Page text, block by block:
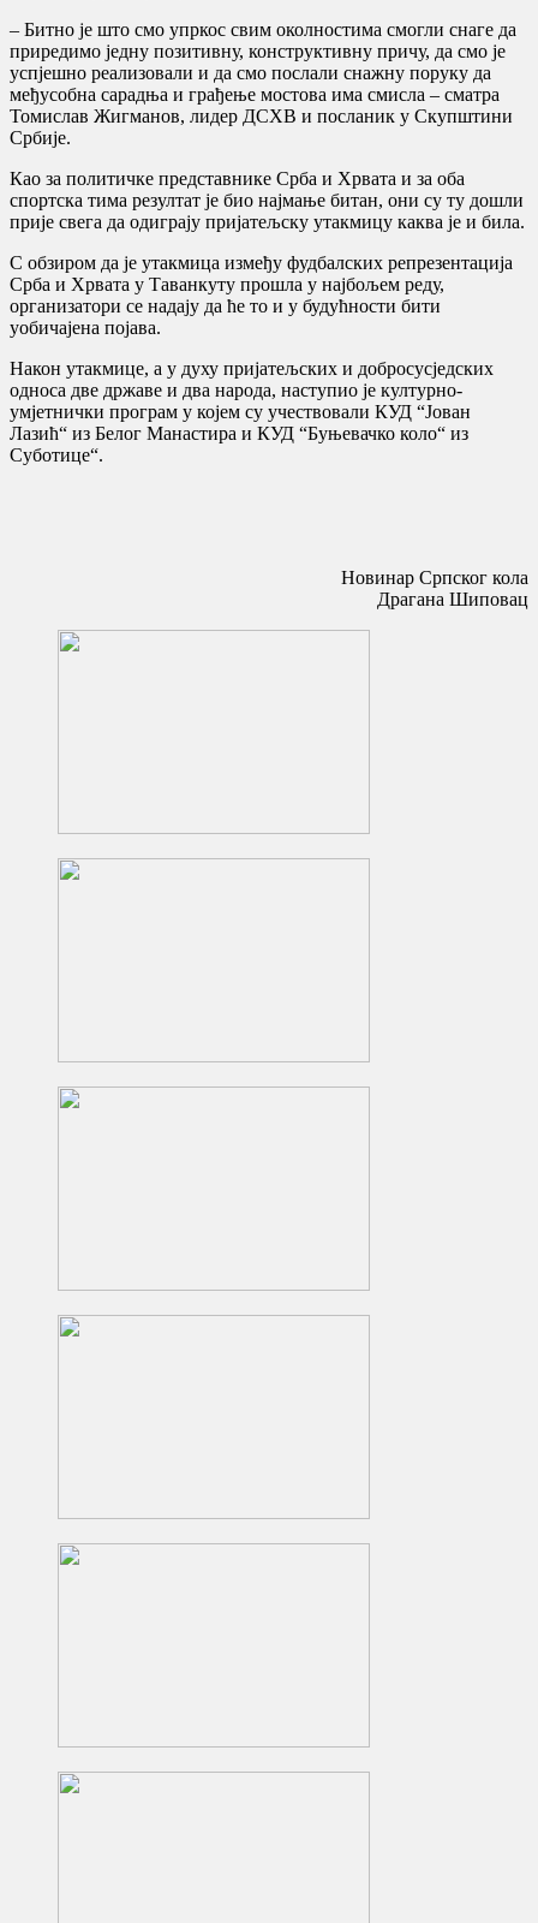
– Битно је што смо упркос свим околностима смогли снаге да
приредимо једну позитивну, конструктивну причу, да смо је
успјешно реализовали и да смо послали снажну поруку да
међусобна сарадња и грађење мостова има смисла – сматра
Томислав Жигманов, лидер ДСХВ и посланик у Скупштини
Србије.
Као за политичке представнике Срба и Хрвата и за оба
спортска тима резултат је био најмање битан, они су ту дошли
прије свега да одиграју пријатељску утакмицу каква је и била.
С обзиром да је утакмица између фудбалских репрезентација
Срба и Хрвата у Таванкуту прошла у најбољем реду,
организатори се надају да ће то и у будућности бити
уобичајена појава.
Након утакмице, а у духу пријатељских и добросусједских
односа две државе и два народа, наступио је културно-
умјетнички програм у којем су учествовали КУД “Јован
Лазић“ из Белог Манастира и КУД “Буњевачко коло“ из
Суботице“.
Новинар Српског кола
Драгана Шиповац